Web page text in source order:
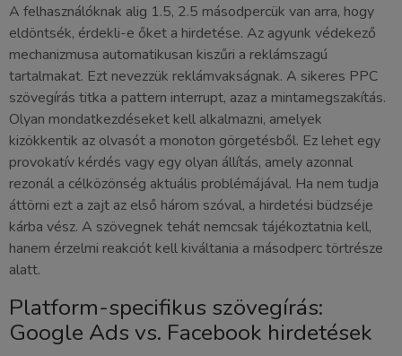
A felhasználóknak alig 1.5, 2.5 másodpercük van arra, hogy
eldöntsék, érdekli-e őket a hirdetése. Az agyunk védekező
mechanizmusa automatikusan kiszűri a reklámszagú
tartalmakat. Ezt nevezzük reklámvakságnak. A sikeres PPC
szövegírás titka a pattern interrupt, azaz a mintamegszakítás.
Olyan mondatkezdéseket kell alkalmazni, amelyek
kizökkentik az olvasót a monoton görgetésből. Ez lehet egy
provokatív kérdés vagy egy olyan állítás, amely azonnal
rezonál a célközönség aktuális problémájával. Ha nem tudja
áttörni ezt a zajt az első három szóval, a hirdetési büdzséje
kárba vész. A szövegnek tehát nemcsak tájékoztatnia kell,
hanem érzelmi reakciót kell kiváltania a másodperc törtrésze
alatt.
Platform-specifikus szövegírás:
Google Ads vs. Facebook hirdetések